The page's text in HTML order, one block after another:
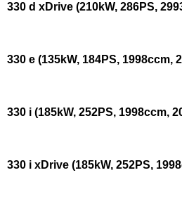
330 d xDrive (210kW, 286PS,
330 e (135kW, 184PS, 1998ccm,
330 i (185kW, 252PS, 1998ccm,
330 i xDrive (185kW, 252PS,